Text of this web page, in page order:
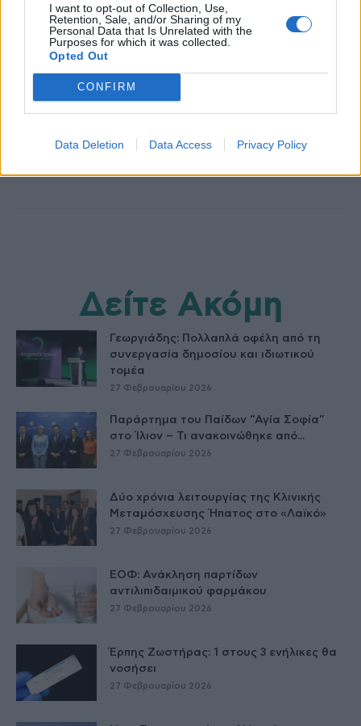
I want to opt-out of Collection, Use,
Retention, Sale, and/or Sharing of my
Personal Data that Is Unrelated with the
Purposes for which it was collected.
Opted Out
CONFIRM
Data Deletion Data Access Privacy Policy
healthstories
Δείτε Ακόμη
Γεωργιάδης: Πολλαπλά οφέλη από τη
συνεργασία δημοσίου και ιδιωτικού
τομέα
27 Φεβρουαρίου 2026
Παράρτημα του Παίδων “Αγία Σοφία”
στο Ίλιον – Τι ανακοινώθηκε από...
27 Φεβρουαρίου 2026
Δύο χρόνια λειτουργίας της Κλινικής
Μεταμόσχευσης Ήπατος στο «Λαϊκό»
27 Φεβρουαρίου 2026
ΕΟΦ: Ανάκληση παρτίδων
αντιλιπιδαιμικού φαρμάκου
27 Φεβρουαρίου 2026
Έρπης Ζωστήρας: 1 στους 3 ενήλικες θα
νοσήσει
27 Φεβρουαρίου 2026